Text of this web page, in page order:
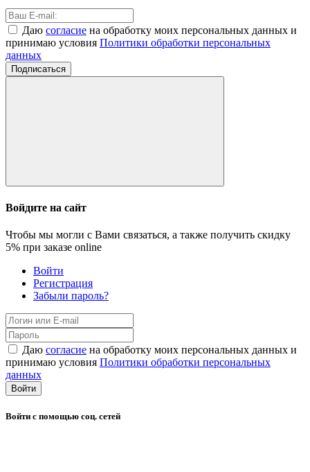
Даю согласие на обработку моих персональных данных и
принимаю условия Политики обработки персональных
данных
Подписаться
Войдите на сайт
Чтобы мы могли с Вами связаться, а также получить скидку
5% при заказе online
Войти
Регистрация
Забыли пароль?
Даю согласие на обработку моих персональных данных и
принимаю условия Политики обработки персональных
данных
Войти
Войти с помощью соц. сетей